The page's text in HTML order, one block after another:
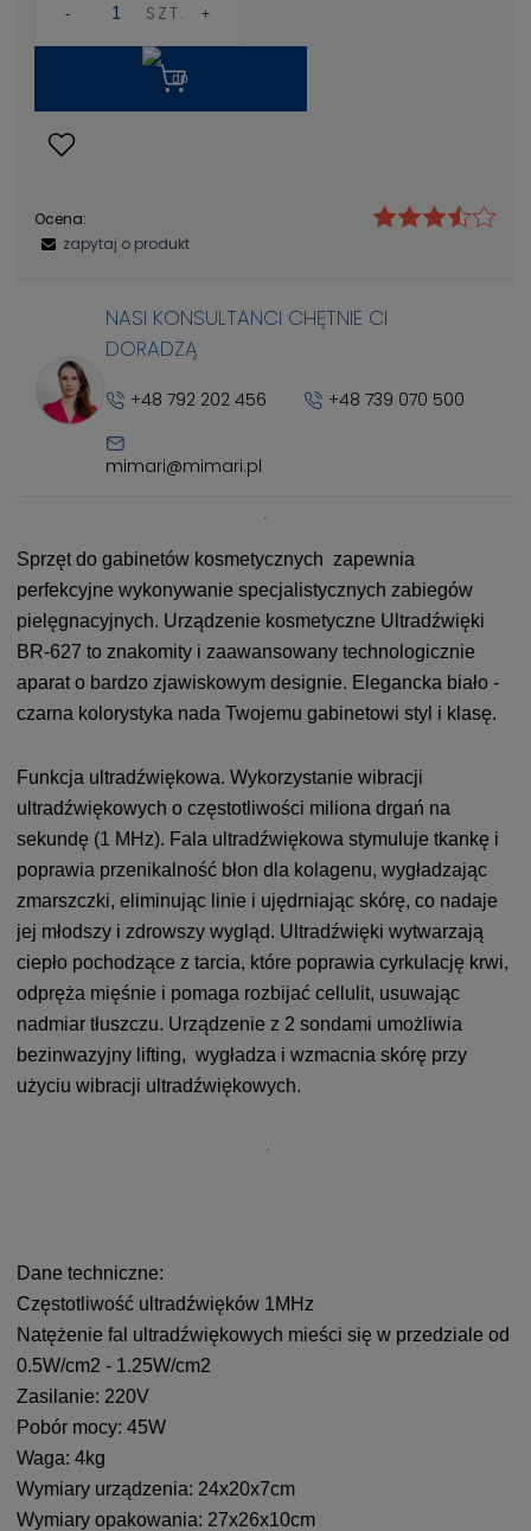
SZT.
Ocena:
zapytaj o produkt
NASI KONSULTANCI CHĘTNIE CI
DORADZĄ
+48 792 202 456 +48 739 070 500
mimari@mimari.pl
Sprzęt do gabinetów kosmetycznych zapewnia
perfekcyjne wykonywanie specjalistycznych zabiegów
pielęgnacyjnych. Urządzenie kosmetyczne Ultradźwięki
BR-627 to znakomity i zaawansowany technologicznie
aparat o bardzo zjawiskowym designie. Elegancka biało -
czarna kolorystyka nada Twojemu gabinetowi styl i klasę.
Funkcja ultradźwiękowa. Wykorzystanie wibracji
ultradźwiękowych o częstotliwości miliona drgań na
sekundę (1 MHz). Fala ultradźwiękowa stymuluje tkankę i
poprawia przenikalność błon dla kolagenu, wygładzając
zmarszczki, eliminując linie i ujędrniając skórę, co nadaje
jej młodszy i zdrowszy wygląd. Ultradźwięki wytwarzają
ciepło pochodzące z tarcia, które poprawia cyrkulację krwi,
odpręża mięśnie i pomaga rozbijać cellulit, usuwając
nadmiar tłuszczu. Urządzenie z 2 sondami umożliwia
bezinwazyjny lifting, wygładza i wzmacnia skórę przy
użyciu wibracji ultradźwiękowych.
Dane techniczne:
Częstotliwość ultradźwięków 1MHz
Natężenie fal ultradźwiękowych mieści się w przedziale od
0.5W/cm2 - 1.25W/cm2
Zasilanie: 220V
Pobór mocy: 45W
Waga: 4kg
Wymiary urządzenia: 24x20x7cm
Wymiary opakowania: 27x26x10cm